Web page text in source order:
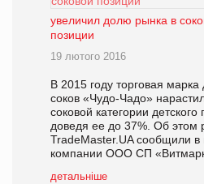
увеличил долю рынка в
позиции
19 лютого 2016
В 2015 году торговая марка
соков «Чудо-Чадо»
соковой категории
доведя ее до 37%. Об этом
TradeMaster.UA сообщили в
компании ООО СП
детальніше